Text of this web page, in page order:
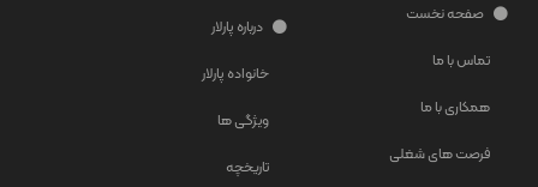
صفحه نخست
تماس با ما
همکاری با ما
فرصت های شغلی
درباره پارلار
خانواده پارلار
ویژگی ها
تاریخچه